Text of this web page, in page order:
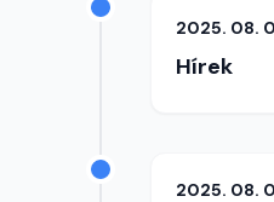
2025. 08.
Hírek
2025. 08.